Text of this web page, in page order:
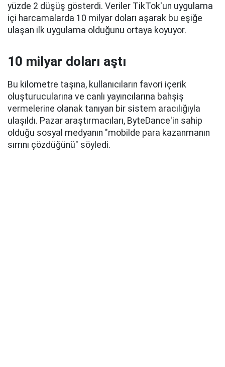
yüzde 2 düşüş gösterdi. Veriler TikTok'un uygulama
içi harcamalarda 10 milyar doları aşarak bu eşiğe
ulaşan ilk uygulama olduğunu ortaya koyuyor.
10 milyar doları aştı
Bu kilometre taşına, kullanıcıların favori içerik
oluşturucularına ve canlı yayıncılarına bahşiş
vermelerine olanak tanıyan bir sistem aracılığıyla
ulaşıldı. Pazar araştırmacıları, ByteDance'in sahip
olduğu sosyal medyanın "mobilde para kazanmanın
sırrını çözdüğünü" söyledi.